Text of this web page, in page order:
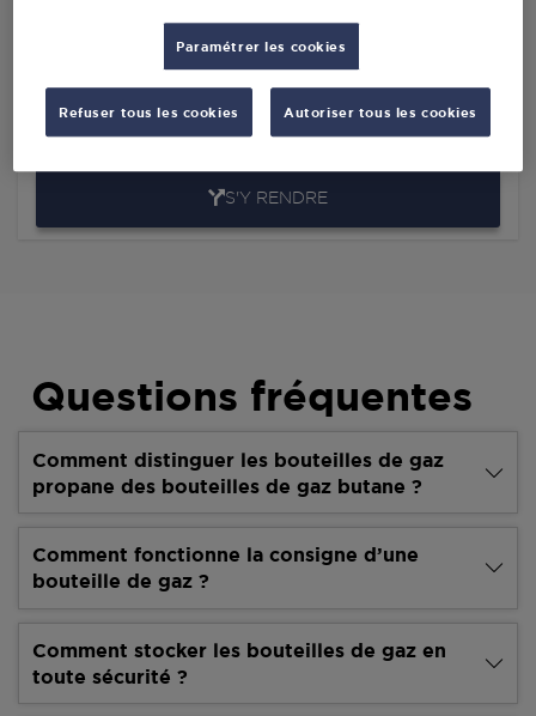
SA BERMAFRA
ROUTE DE SAINT CYR EN VAL
45650ST JEAN LE BLANC
S'Y RENDRE
Questions fréquentes
Comment distinguer les bouteilles de gaz
propane des bouteilles de gaz butane ?
Comment fonctionne la consigne d’une
bouteille de gaz ?
Comment stocker les bouteilles de gaz en
toute sécurité ?
Paramétrer les cookies
Refuser tous les cookies Autoriser tous les cookies